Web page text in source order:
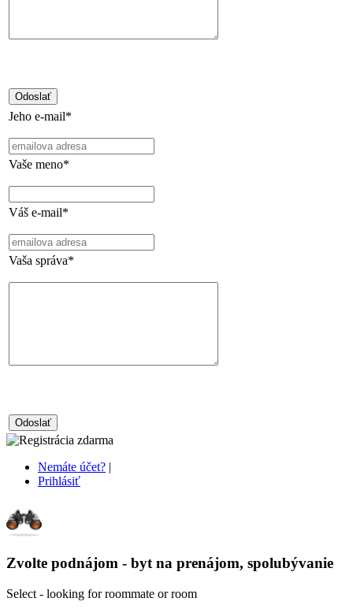
Jeho e-mail*
Vaše meno*
Váš e-mail*
Vaša správa*
Nemáte účet? |
Prihlásiť
Zvolte podnájom - byt na prenájom, spolubývanie
Select - looking for roommate or room